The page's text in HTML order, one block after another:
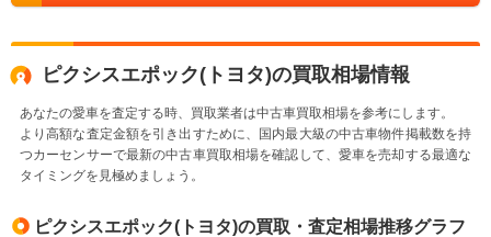
ピクシスエポック(トヨタ)の買取相場情報
あなたの愛車を査定する時、買取業者は中古車買取相場を参考にします。
より高額な査定金額を引き出すために、国内最大級の中古車物件掲載数を持
つカーセンサーで最新の中古車買取相場を確認して、愛車を売却する最適な
タイミングを見極めましょう。
ピクシスエポック(トヨタ)の買取・査定相場推移グラフ